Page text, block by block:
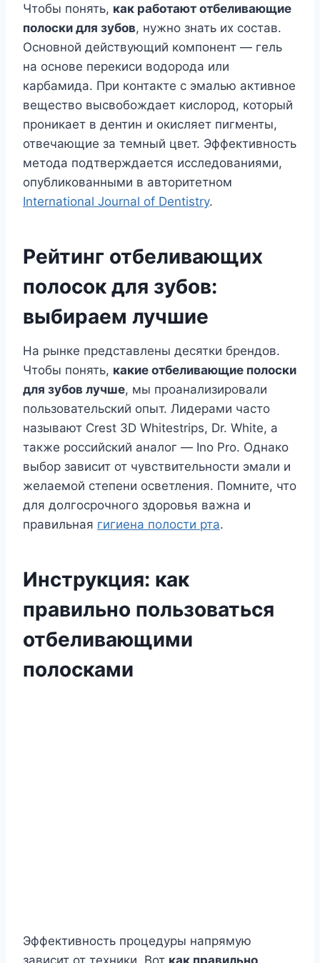
Чтобы понять, как работают отбеливающие
полоски для зубов, нужно знать их состав.
Основной действующий компонент — гель
на основе перекиси водорода или
карбамида. При контакте с эмалью активное
вещество высвобождает кислород, который
проникает в дентин и окисляет пигменты,
отвечающие за темный цвет. Эффективность
метода подтверждается исследованиями,
опубликованными в авторитетном
International Journal of Dentistry.
Рейтинг отбеливающих
полосок для зубов:
выбираем лучшие
На рынке представлены десятки брендов.
Чтобы понять, какие отбеливающие полоски
для зубов лучше, мы проанализировали
пользовательский опыт. Лидерами часто
называют Crest 3D Whitestrips, Dr. White, а
также российский аналог — Ino Pro. Однако
выбор зависит от чувствительности эмали и
желаемой степени осветления. Помните, что
для долгосрочного здоровья важна и
правильная гигиена полости рта.
Инструкция: как
правильно пользоваться
отбеливающими
полосками
Эффективность процедуры напрямую
зависит от техники. Вот как правильно